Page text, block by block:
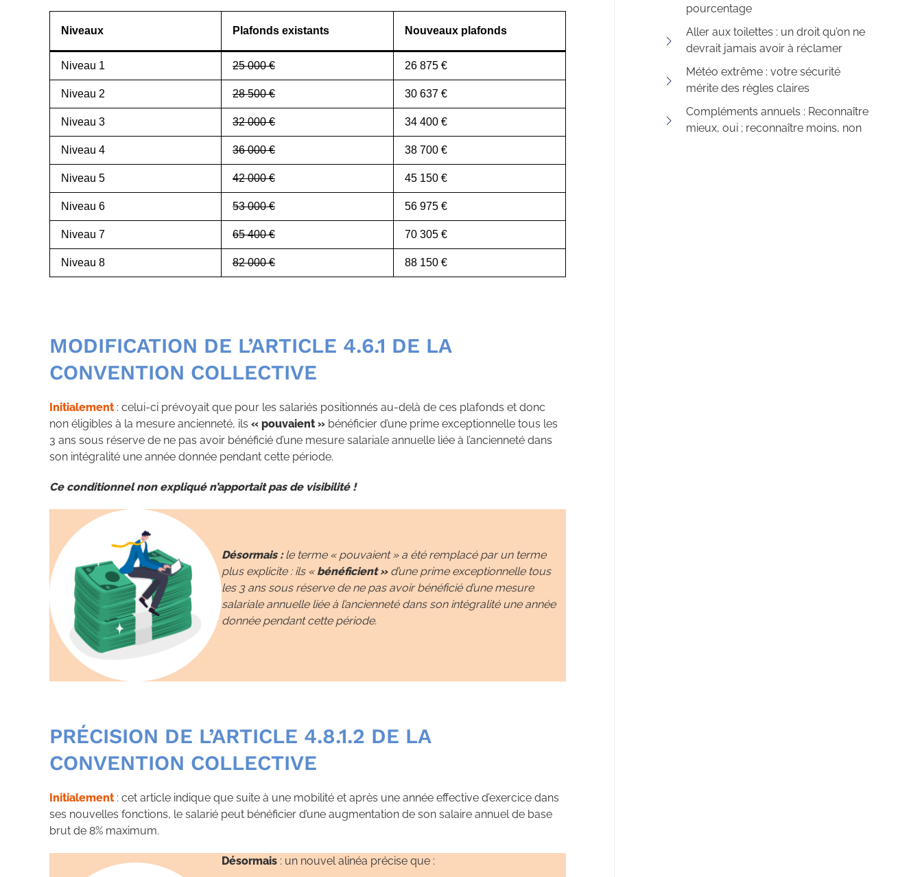
Niveaux Plafonds existants Nouveaux plafonds
Niveau 1 25 000 € 26 875 €
Niveau 2 28 500 € 30 637 €
Niveau 3 32 000 € 34 400 €
Niveau 4 36 000 € 38 700 €
Niveau 5 42 000 € 45 150 €
Niveau 6 53 000 € 56 975 €
Niveau 7 65 400 € 70 305 €
Niveau 8 82 000 € 88 150 €
MODIFICATION DE L’ARTICLE 4.6.1 DE LA
CONVENTION COLLECTIVE
Initialement: celui-ci prévoyait que pour les salariés positionnés au-delà de ces plafonds et donc
non éligibles à la mesure ancienneté, ils « pouvaient » bénéficier d’une prime exceptionnelle tous les
3 ans sous réserve de ne pas avoir bénéficié d’une mesure salariale annuelle liée à l’ancienneté dans
son intégralité une année donnée pendant cette période.
Ce conditionnel non expliqué n’apportait pas de visibilité !
Désormais :le terme « pouvaient » a été remplacé par un terme
plus explicite : ils « bénéficient »d’une prime exceptionnelle tous
les 3 ans sous réserve de ne pas avoir bénéficié d’une mesure
salariale annuelle liée à l’ancienneté dans son intégralité une année
donnée pendant cette période.
PRÉCISION DE L’ARTICLE 4.8.1.2 DE LA
CONVENTION COLLECTIVE
Initialement: cet article indique que suite à une mobilité et après une année effective d’exercice dans
ses nouvelles fonctions, le salarié peut bénéficier d’une augmentation de son salaire annuel de base
brut de 8% maximum.
Désormais : un nouvel alinéa précise que :
pourcentage
Aller aux toilettes : un droit qu’on ne
devrait jamais avoir à réclamer
Météo extrême : votre sécurité
mérite des règles claires
Compléments annuels : Reconnaître
mieux, oui ; reconnaître moins, non